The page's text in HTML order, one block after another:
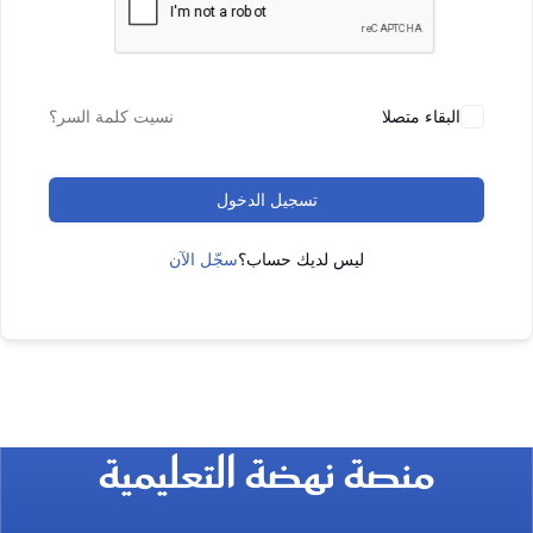
البقاء متصلا نسيت كلمة السر؟
تسجيل الدخول
ليس لديك حساب؟سجّل الآن
منصة نهضة التعليمية